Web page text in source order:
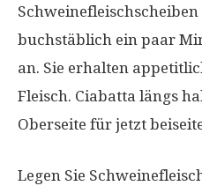
buchstäblich ein paar
an. Sie erhalten
Fleisch. Ciabatta längs
Oberseite für jetzt
Legen Sie